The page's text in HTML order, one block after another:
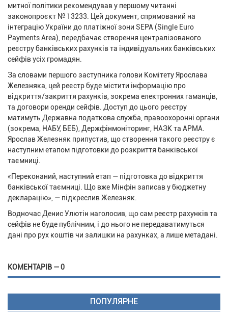
митної політики рекомендував у першому читанні
законопроєкт № 13233. Цей документ, спрямований на
інтеграцію України до платіжної зони SEPA (Single Euro
Payments Area), передбачає створення централізованого
реєстру банківських рахунків та індивідуальних банківських
сейфів усіх громадян.
За словами першого заступника голови Комітету Ярослава
Железняка, цей реєстр буде містити інформацію про
відкриття/закриття рахунків, зокрема електронних гаманців,
та договори оренди сейфів. Доступ до цього реєстру
матимуть Державна податкова служба, правоохоронні органи
(зокрема, НАБУ, БЕБ), Держфінмоніторинг, НАЗК та АРМА.
Ярослав Железняк припустив, що створення такого реєстру є
наступним етапом підготовки до розкриття банківської
таємниці.
«Переконаний, наступний етап — підготовка до відкриття
банківської таємниці. Що вже Мінфін записав у бюджетну
декларацію», — підкреслив Железняк.
Водночас Денис Улютін наголосив, що сам реєстр рахунків та
сейфів не буде публічним, і до нього не передаватимуться
дані про рух коштів чи залишки на рахунках, а лише метадані.
КОМЕНТАРІВ — 0
ПОПУЛЯРНЕ